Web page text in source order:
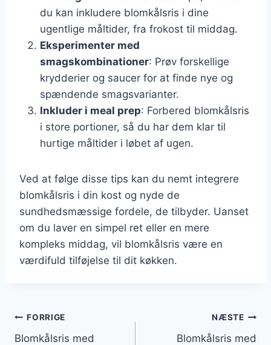
du kan inkludere blomkålsris i dine
ugentlige måltider, fra frokost til middag.
Eksperimenter med
smagskombinationer: Prøv forskellige
krydderier og saucer for at finde nye og
spændende smagsvarianter.
Inkluder i meal prep: Forbered blomkålsris
i store portioner, så du har dem klar til
hurtige måltider i løbet af ugen.
Ved at følge disse tips kan du nemt integrere
blomkålsris i din kost og nyde de
sundhedsmæssige fordele, de tilbyder. Uanset
om du laver en simpel ret eller en mere
kompleks middag, vil blomkålsris være en
værdifuld tilføjelse til dit køkken.
Indlægsnavigation
FORRIGE
Blomkålsris med
NÆSTE
Blomkålsris med